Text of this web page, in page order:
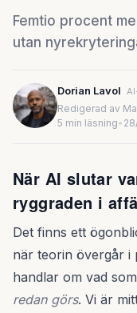
Femtio procent
utan
Dorian Lavol
Redigerad av
5 min läsning•
När AI slutar
ryggraden i
Det finns ett
när teorin övergår
handlar om vad som
redan görs. Vi är